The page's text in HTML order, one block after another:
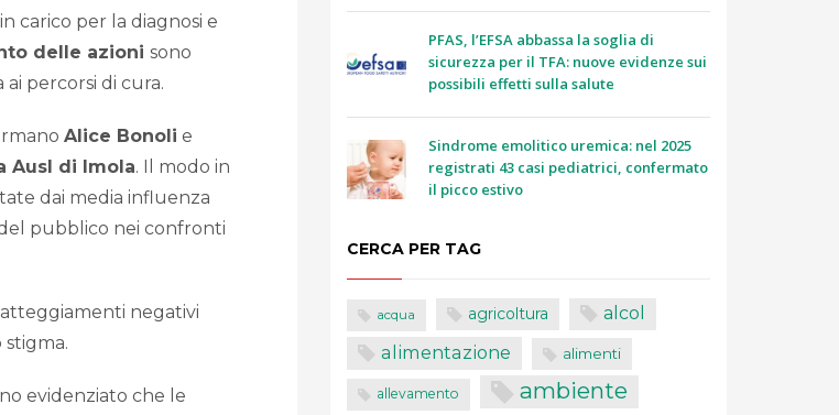
carico per la diagnosi e
delle azioni sono
percorsi di cura.
Alice Bonoli e
Ausl di Imola. Il modo in
dai media influenza
pubblico nei confronti
atteggiamenti negativi
evidenziato che le
PFAS, l’EFSA abbassa la soglia di
sicurezza per il TFA: nuove evidenze sui
possibili effetti sulla salute
Sindrome emolitico uremica: nel 2025
registrati 43 casi pediatrici, confermato
il picco estivo
CERCA PER TAG
acqua agricoltura alcol
alimentazione alimenti
allevamento ambiente